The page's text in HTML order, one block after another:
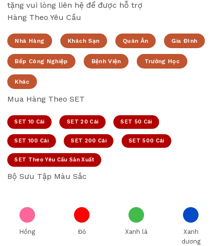
tặng vui lòng liên hệ để được hỗ trợ
Hàng Theo Yêu Cầu
Nhà Hàng Khách Sạn Quán Ăn Gia Đình
Bếp Công Nghiệp Bệnh Viện Trường Học
Khác
Mua Hàng Theo SET
SET 10 Cái SET 20 Cái SET 50 Cái
SET 100 Cái SET 200 Cái SET 500 Cái
SET Theo Yêu Cầu Sản Xuất
Bộ Sưu Tập Màu Sắc
Hồng Đỏ Xanh lá
Xanh
dương